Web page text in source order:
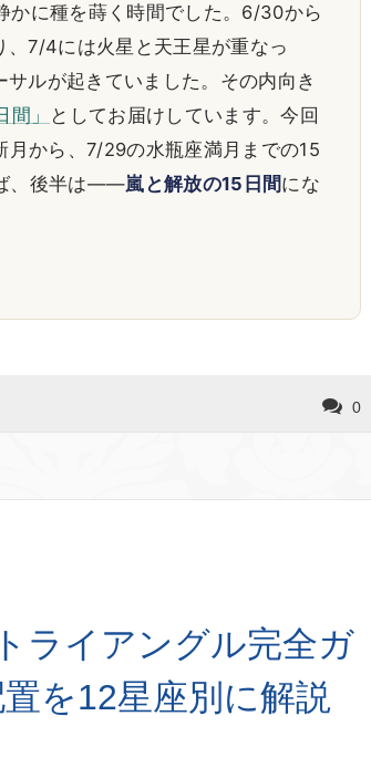
かに種を蒔く時間でした。6/30から
7/4には火星と天王星が重なっ
ルが起きていました。その内向き
」
としてお届けしています。今回
から、7/29の水瓶座満月までの15
、後半は——嵐と解放の15日間にな
0
ライアングル完全ガ
を12星座別に解説